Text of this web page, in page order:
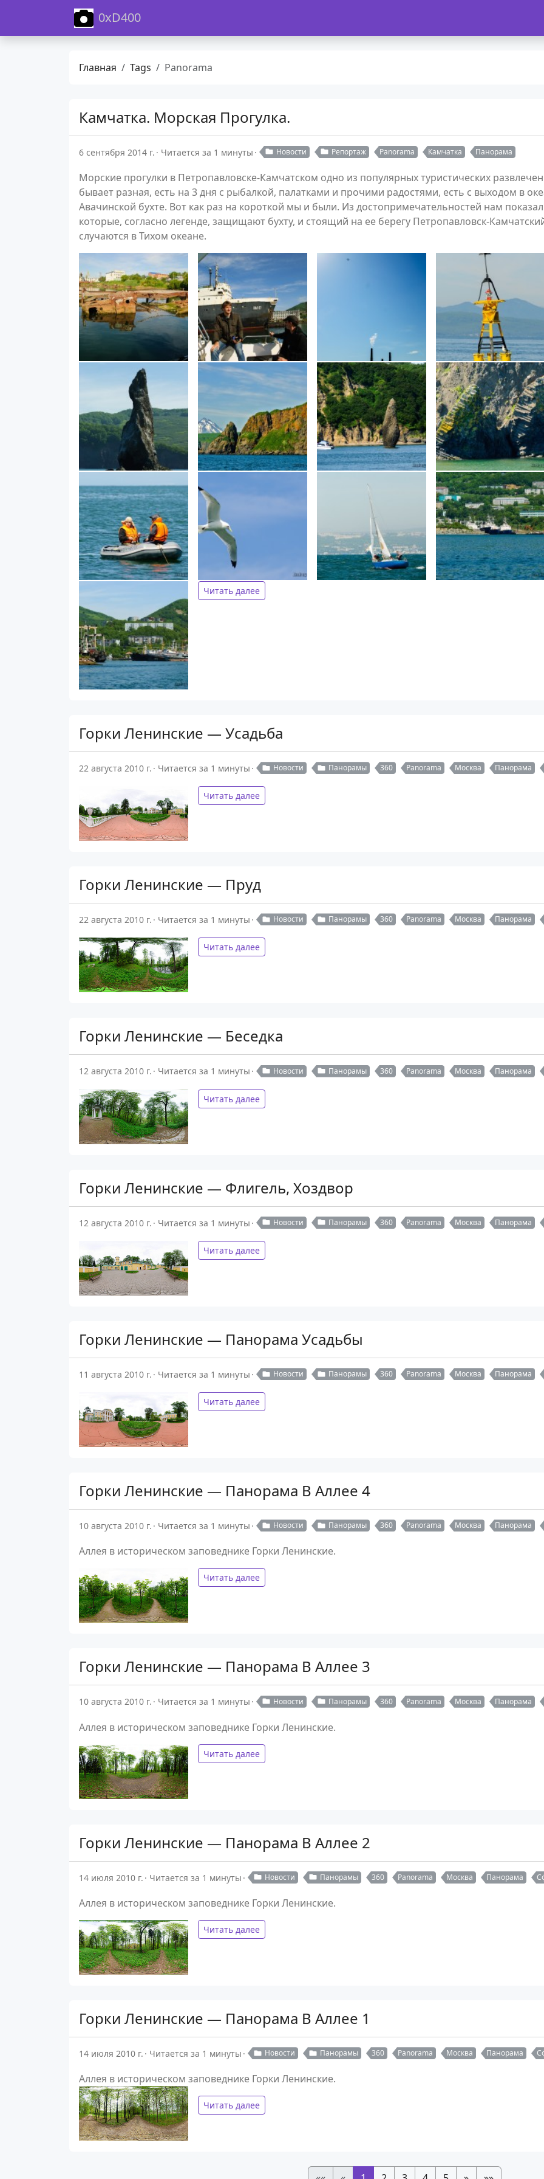
0xD400
Главная Tags Panorama
Камчатка. Морская Прогулка.
6 сентября 2014 г. Читается за 1 минуты Новости Репортаж Panorama Камчатка Панорама
Морские прогулки в Петропавловске-Камчатском одно из популярных туристических
бывает разная, есть на 3 дня с рыбалкой, палатками и прочими радостями, есть с выходом в
Авачинской бухте. Вот как раз на короткой мы и были. Из достопримечательностей нам
которые, согласно легенде, защищают бухту, и стоящий на ее берегу Петропавловск-
случаются в Тихом океане.
Читать далее
Горки Ленинские — Усадьба
22 августа 2010 г. Читается за 1 минуты Новости Панорамы 360 Panorama Москва Панорама
Читать далее
Горки Ленинские — Пруд
22 августа 2010 г. Читается за 1 минуты Новости Панорамы 360 Panorama Москва Панорама
Читать далее
Горки Ленинские — Беседка
12 августа 2010 г. Читается за 1 минуты Новости Панорамы 360 Panorama Москва Панорама
Читать далее
Горки Ленинские — Флигель, Хоздвор
12 августа 2010 г. Читается за 1 минуты Новости Панорамы 360 Panorama Москва Панорама
Читать далее
Горки Ленинские — Панорама Усадьбы
11 августа 2010 г. Читается за 1 минуты Новости Панорамы 360 Panorama Москва Панорама
Читать далее
Горки Ленинские — Панорама В Аллее 4
10 августа 2010 г. Читается за 1 минуты Новости Панорамы 360 Panorama Москва Панорама
Аллея в историческом заповеднике Горки Ленинские.
Читать далее
Горки Ленинские — Панорама В Аллее 3
10 августа 2010 г. Читается за 1 минуты Новости Панорамы 360 Panorama Москва Панорама
Аллея в историческом заповеднике Горки Ленинские.
Читать далее
Горки Ленинские — Панорама В Аллее 2
14 июля 2010 г. Читается за 1 минуты Новости Панорамы 360 Panorama Москва Панорама
Аллея в историческом заповеднике Горки Ленинские.
Читать далее
Горки Ленинские — Панорама В Аллее 1
14 июля 2010 г. Читается за 1 минуты Новости Панорамы 360 Panorama Москва Панорама
Аллея в историческом заповеднике Горки Ленинские.
Читать далее